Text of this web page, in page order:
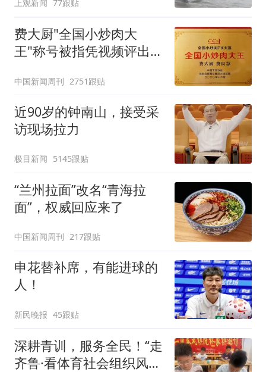
上观新闻 77跟贴
费大厨"全国小炒肉大
王"称号被指凭视频评出
中国新闻周刊 2751跟贴
近90岁的钟南山，接受采
访现场拉力
极目新闻 5145跟贴
“兰州拉面”改名“青海拉
面”，权威回应来了
中国新闻周刊 217跟贴
申花替补席，有能进球的
人！
新民晚报 45跟贴
深耕青训，服务全民！“走
齐鲁·看体育社会组织风